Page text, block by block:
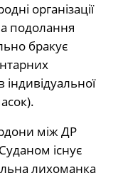
організації
подолання
бракує
індивідуальної
між ДР
існує
лихоманка